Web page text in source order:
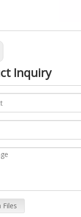
Inquiry
Files